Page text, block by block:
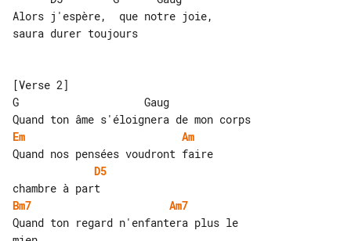
Alors j'espère,  que notre joie,
saura durer toujours
[Verse 2]
G                    Gaug
Em
Am
D5
Bm7
Am7
Quand ton regard n'enfantera plus le